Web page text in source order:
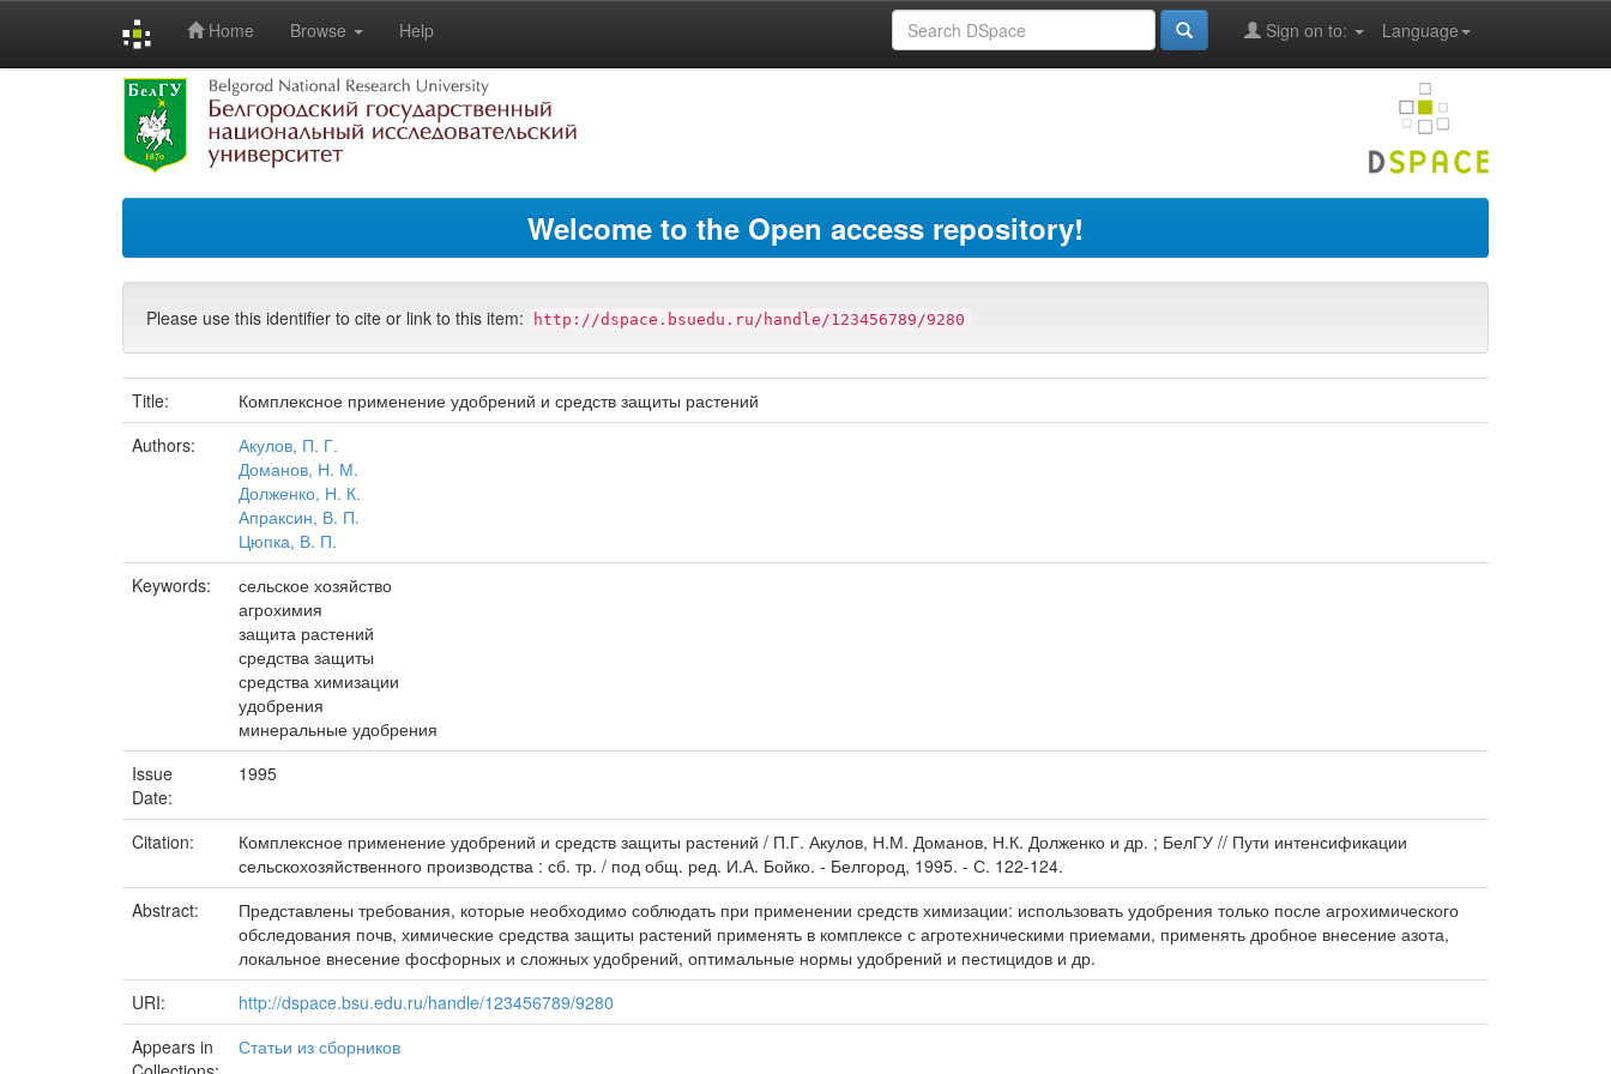
Home Browse Help Language
Sign on to:
Welcome to the Open access repository!
Please use this identifier to cite or link to this item: http://dspace.bsuedu.ru/handle/123456789/9280
Title:
Комплексное применение удобрений и средств защиты растений
Authors:
Акулов, П. Г.
Доманов, Н. М.
Долженко, Н. К.
Апраксин, В. П.
Цюпка, В. П.
Keywords:
сельское хозяйство
агрохимия
защита растений
средства защиты
средства химизации
удобрения
минеральные удобрения
Issue
Date:
1995
Citation:
Комплексное применение удобрений и средств защиты растений / П.Г. Акулов, Н.М. Доманов, Н.К. Долженко и др. ; БелГУ // Пути интенсификации
сельскохозяйственного производства : сб. тр. / под общ. ред. И.А. Бойко. - Белгород, 1995. - С. 122-124.
Abstract:
Представлены требования, которые необходимо соблюдать при применении средств химизации: использовать удобрения только после агрохимического
обследования почв, химические средства защиты растений применять в комплексе с агротехническими приемами, применять дробное внесение азота,
локальное внесение фосфорных и сложных удобрений, оптимальные нормы удобрений и пестицидов и др.
URI:
http://dspace.bsu.edu.ru/handle/123456789/9280
Appears in
Статьи из сборников